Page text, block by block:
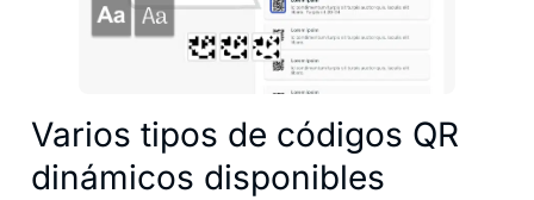
Varios tipos de códigos QR
dinámicos disponibles